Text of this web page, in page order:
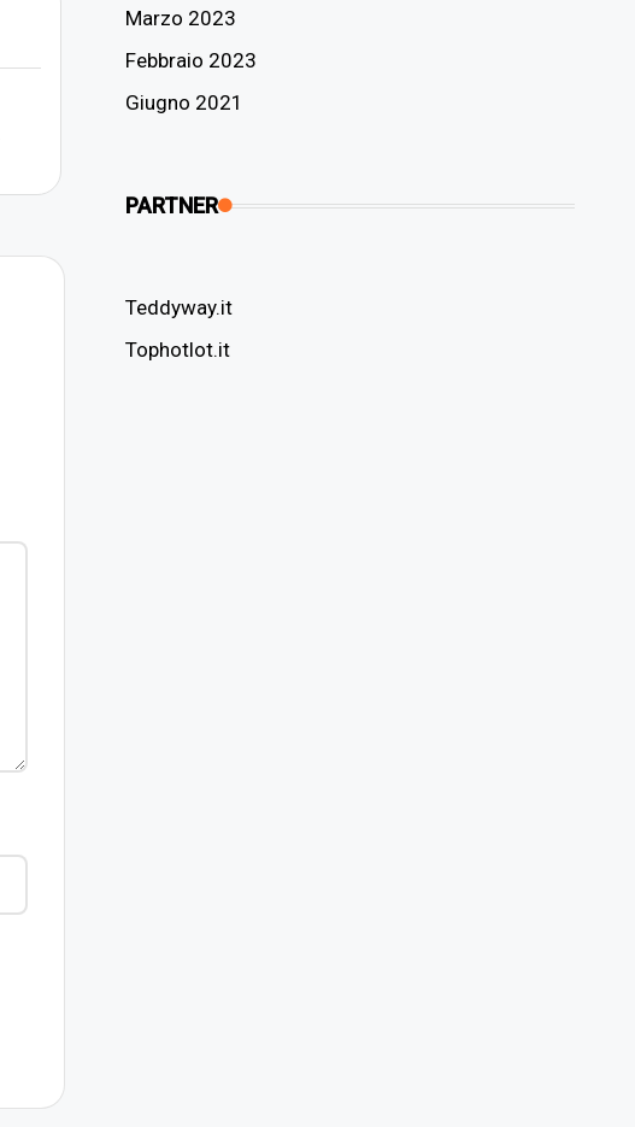
Marzo 2023
Febbraio 2023
Giugno 2021
PARTNER
Teddyway.it
Tophotlot.it